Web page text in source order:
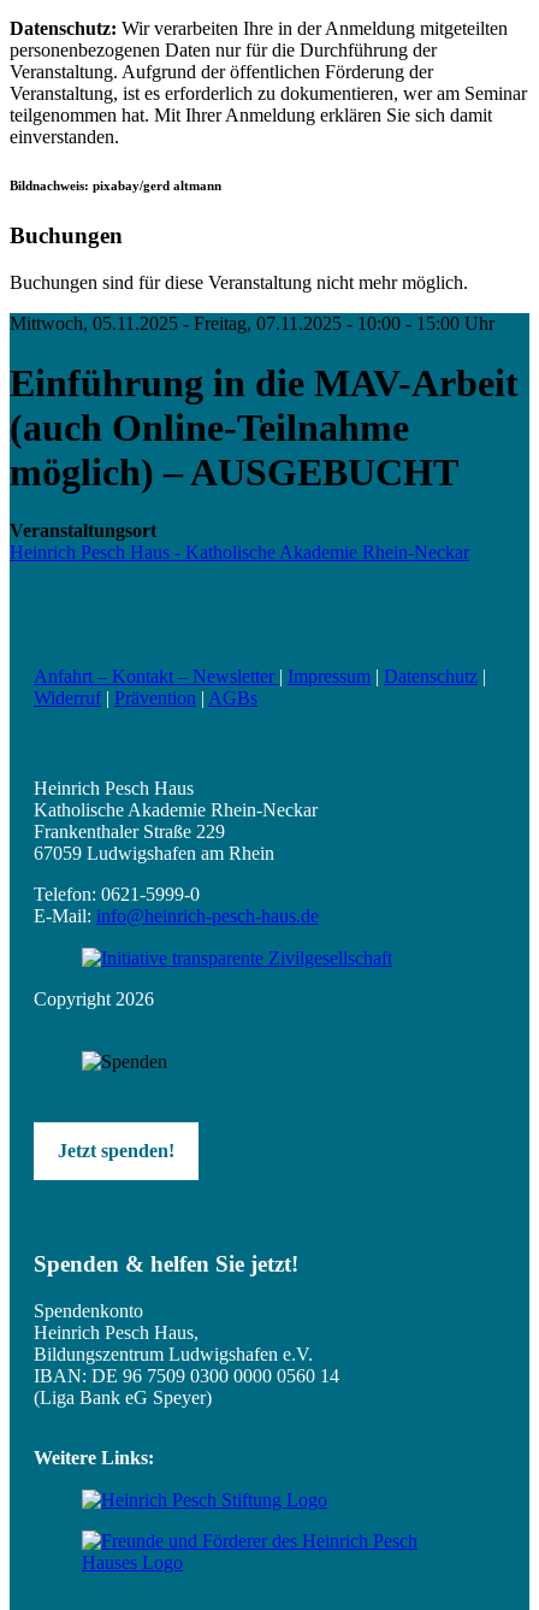
Datenschutz: Wir verarbeiten Ihre in der Anmeldung mitgeteilten
personenbezogenen Daten nur für die Durchführung der
Veranstaltung. Aufgrund der öffentlichen Förderung der
Veranstaltung, ist es erforderlich zu dokumentieren, wer am Seminar
teilgenommen hat. Mit Ihrer Anmeldung erklären Sie sich damit
einverstanden.
Bildnachweis: pixabay/gerd altmann
Buchungen
Buchungen sind für diese Veranstaltung nicht mehr möglich.
Mittwoch, 05.11.2025 - Freitag, 07.11.2025 - 10:00 - 15:00 Uhr
Einführung in die MAV-Arbeit
(auch Online-Teilnahme
möglich) – AUSGEBUCHT
Veranstaltungsort
Heinrich Pesch Haus - Katholische Akademie Rhein-Neckar
Anfahrt – Kontakt – Newsletter | Impressum | Datenschutz |
Widerruf| Prävention | AGBs
Heinrich Pesch Haus
Katholische Akademie Rhein-Neckar
Frankenthaler Straße 229
67059 Ludwigshafen am Rhein
Telefon: 0621-5999-0
E-Mail: info@heinrich-pesch-haus.de
Copyright 2026
Jetzt spenden!
Spenden & helfen Sie jetzt!
Spendenkonto
Heinrich Pesch Haus,
Bildungszentrum Ludwigshafen e.V.
IBAN: DE 96 7509 0300 0000 0560 14
(Liga Bank eG Speyer)
Weitere Links: